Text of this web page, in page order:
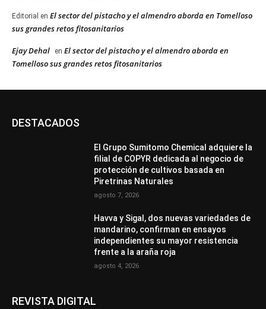
Editorial en El sector del pistacho y el almendro aborda en Tomelloso
sus grandes retos fitosanitarios
Ejay Dehal en El sector del pistacho y el almendro aborda en
Tomelloso sus grandes retos fitosanitarios
DESTACADOS
El Grupo Sumitomo Chemical adquiere la
filial de COPYR dedicada al negocio de
protección de cultivos basada en
Piretrinas Naturales
agosto 7, 2026
Havva y Sigal, dos nuevas variedades de
mandarino, confirman en ensayos
independientes su mayor resistencia
frente a la araña roja
agosto 4, 2026
REVISTA DIGITAL